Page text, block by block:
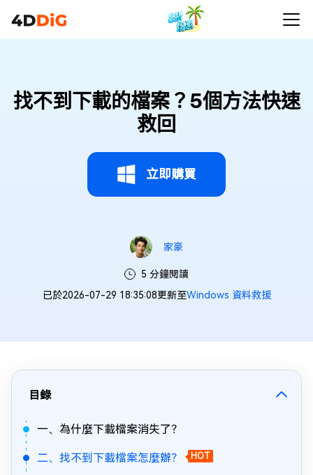
找不到下載的檔案？5個方法快速
救回
立即購買
家豪
5 分鐘閱讀
已於2026-07-29 18:35:08更新至Windows 資料救援
目錄
一、為什麼下載檔案消失了？
二、找不到下載檔案怎麼辦？ HOT